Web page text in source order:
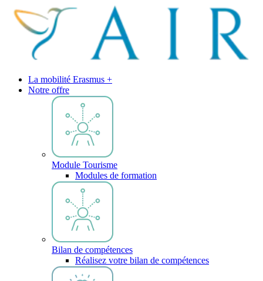
La mobilité Erasmus +
Notre offre
Module Tourisme
Modules de formation
Bilan de compétences
Réalisez votre bilan de compétences